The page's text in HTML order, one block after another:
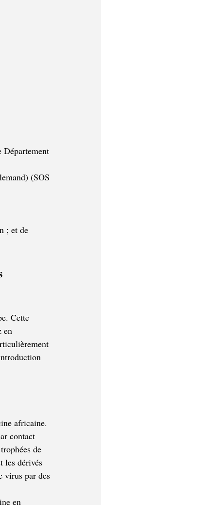
(SOS
; et de
Cette
en
africaine.
contact
de
les dérivés
virus par des
en